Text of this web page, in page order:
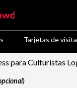
Tarjetas de visita